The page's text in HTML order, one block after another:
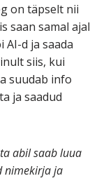
on täpselt nii
saan samal ajal
AI-d ja saada
siis, kui
suudab info
ja saadud
abil saab luua
nimekirja ja